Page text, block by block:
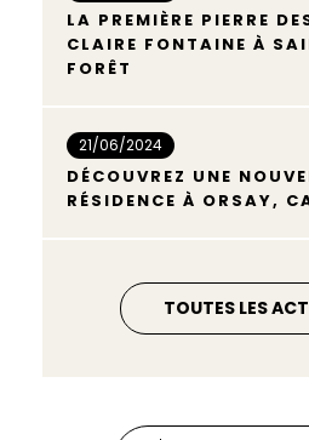
LA PREMIÈRE PIERRE
CLAIRE FONTAINE À
FORÊT
21/06/2024
DÉCOUVREZ UNE
RÉSIDENCE À ORSAY,
TOUTES LES